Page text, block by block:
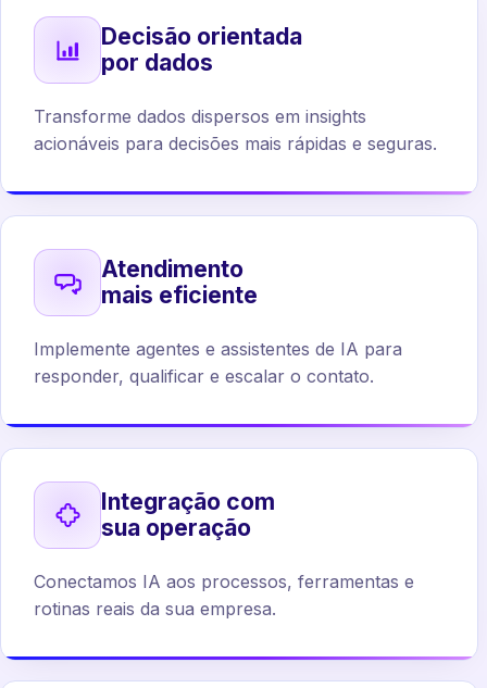
Decisão orientada
por dados
Transforme dados dispersos em insights
acionáveis para decisões mais rápidas e seguras.
Atendimento
mais eficiente
Implemente agentes e assistentes de IA para
responder, qualificar e escalar o contato.
Integração com
sua operação
Conectamos IA aos processos, ferramentas e
rotinas reais da sua empresa.